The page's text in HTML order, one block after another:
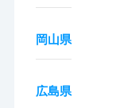
岡山県
広島県